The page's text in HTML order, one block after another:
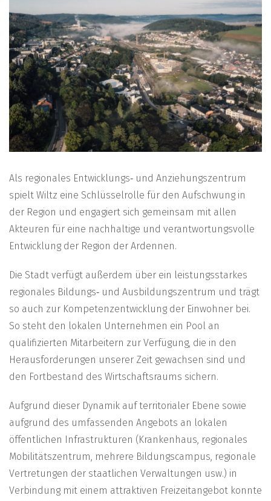
Als regionales Entwicklungs‑ und Anziehungszentrum
spielt Wiltz eine Schlüsselrolle für den Aufschwung in
der Region und engagiert sich gemeinsam mit allen
Akteuren für eine nachhaltige und verantwortungsvolle
Entwicklung der Region der Ardennen.
Die Stadt verfügt außerdem über ein leistungsstarkes
regionales Bildungs‑ und Ausbildungszentrum und trägt
so auch zur Kompetenzentwicklung der Einwohner bei.
So steht den lokalen Unternehmen ein Pool an
qualifizierten Mitarbeitern zur Verfügung, die in den
Herausforderungen unserer Zeit gewachsen sind und
den Fortbestand des Wirtschaftsraums sichern.
Aufgrund dieser Dynamik auf territorialer Ebene sowie
aufgrund des umfassenden Angebots an lokalen
öffentlichen Infrastrukturen (Krankenhaus, regionales
Mobilitätszentrum, mehrere Bildungscampus, regionale
Vertretungen der staatlichen Verwaltungen usw.) in
Verbindung mit einem attraktiven Freizeitangebot konnte